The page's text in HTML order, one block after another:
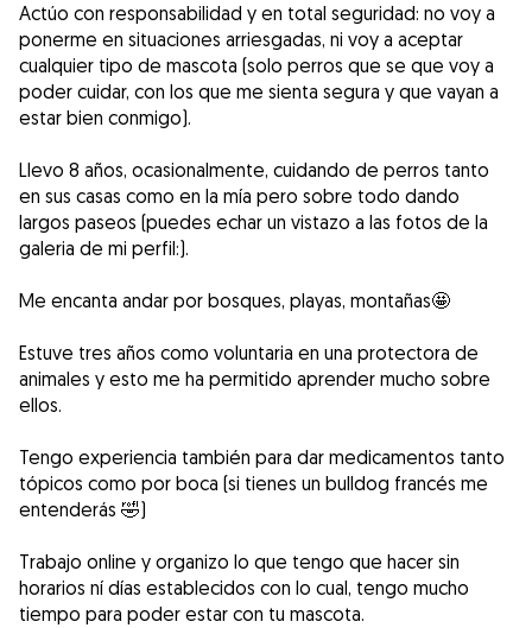
Actúo con responsabilidad y en total seguridad: no voy a
ponerme en situaciones arriesgadas, ni voy a aceptar
cualquier tipo de mascota (solo perros que se que voy a
poder cuidar, con los que me sienta segura y que vayan a
estar bien conmigo).
Llevo 8 años, ocasionalmente, cuidando de perros tanto
en sus casas como en la mía pero sobre todo dando
largos paseos (puedes echar un vistazo a las fotos de la
galeria de mi perfil:).
Me encanta andar por bosques, playas, montañas🤩
Estuve tres años como voluntaria en una protectora de
animales y esto me ha permitido aprender mucho sobre
ellos.
Tengo experiencia también para dar medicamentos tanto
tópicos como por boca (si tienes un bulldog francés me
entenderás 🤣)
Trabajo online y organizo lo que tengo que hacer sin
horarios ní días establecidos con lo cual, tengo mucho
tiempo para poder estar con tu mascota.